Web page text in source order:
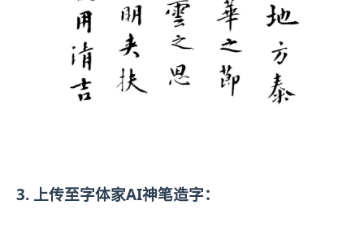
3. 上传至字体家AI神笔造字：